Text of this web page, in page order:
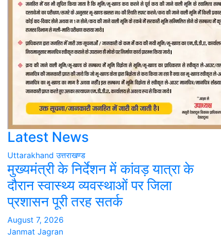
Latest News
Uttarakhand उत्तराखण्ड
मुख्यमंत्री के निर्देशन में कांवड़ यात्रा के
दौरान स्वास्थ्य व्यवस्थाओं पर जिला
प्रशासन पूरी तरह सतर्क
August 7, 2026
Janmat Jagran